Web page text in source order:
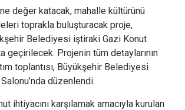
değer katacak, mahalle kültürünü
toprakla buluşturacak proje,
Belediyesi iştiraki Gazi Konut
geçirilecek. Projenin tüm detaylarının
toplantısı, Büyükşehir Belediyesi
düzenlendi.
ihtiyacını karşılamak amacıyla kurulan